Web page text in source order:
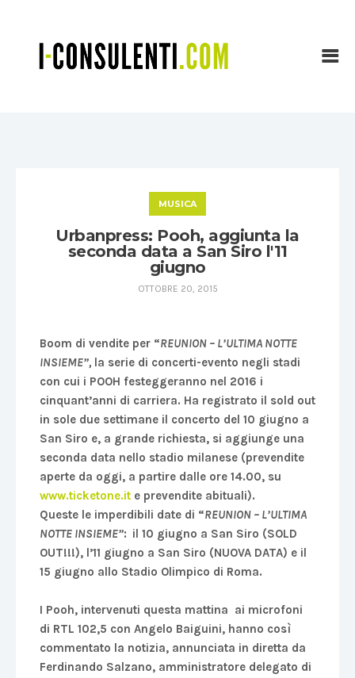
MUSICA
Urbanpress: Pooh, aggiunta la
seconda data a San Siro l'11
giugno
OTTOBRE 20, 2015
Boom di vendite per “REUNION – L’ULTIMA NOTTE
INSIEME”, la serie di concerti-evento negli stadi
con cui i POOH festeggeranno nel 2016 i
cinquant’anni di carriera. Ha registrato il sold out
in sole due settimane il concerto del 10 giugno a
San Siro e, a grande richiesta, si aggiunge una
seconda data nello stadio milanese (prevendite
aperte da oggi, a partire dalle ore 14.00, su
www.ticketone.it e prevendite abituali).
Queste le imperdibili date di “REUNION – L’ULTIMA
NOTTE INSIEME”: il 10 giugno a San Siro (SOLD
OUT!!!), l’11 giugno a San Siro (NUOVA DATA) e il
15 giugno allo Stadio Olimpico di Roma.
I Pooh, intervenuti questa mattina ai microfoni
di RTL 102,5 con Angelo Baiguini, hanno così
commentato la notizia, annunciata in diretta da
Ferdinando Salzano, amministratore delegato di